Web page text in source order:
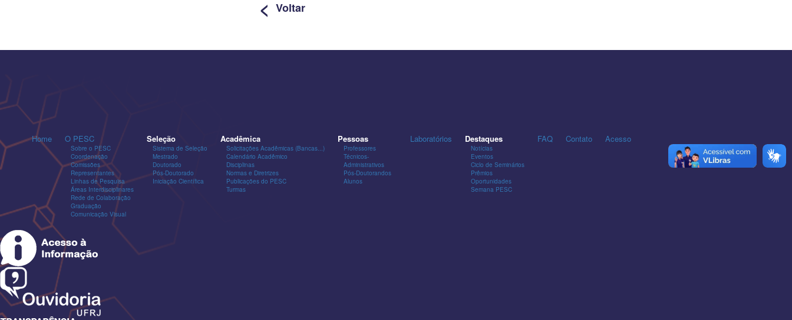
< Voltar
Home O PESC
Sobre o PESC
Coordenação
Comissões
Representantes
Linhas de Pesquisa
Áreas Interdisciplinares
Rede de Colaboração
Graduação
Comunicação Visual
Seleção
Sistema de Seleção
Mestrado
Doutorado
Pós-Doutorado
Iniciação Científica
Acadêmica
Solicitações Acadêmicas (Bancas...)
Calendário Acadêmico
Disciplinas
Normas e Diretrizes
Publicações do PESC
Turmas
Pessoas
Professores
Técnicos-
Administrativos
Pós-Doutorandos
Alunos
Laboratórios Destaques
Notícias
Eventos
Ciclo de Seminários
Prêmios
Oportunidades
Semana PESC
FAQ Contato Acesso